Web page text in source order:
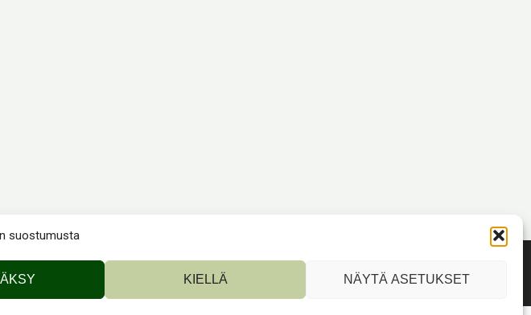
suostumusta
KIELLÄ NÄYTÄ ASETUKSET
the Box